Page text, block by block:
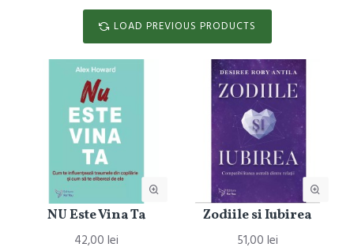
LOAD PREVIOUS PRODUCTS
NU Este Vina Ta
42,00 lei
Zodiile si Iubirea
51,00 lei